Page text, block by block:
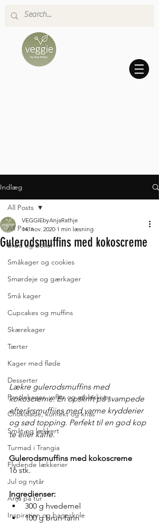
Indlæg
All Posts
Brød og boller
Småkager og cookies
Smørdeje og gærkager
Små kager
Cupcakes og muffins
Skærekager
Tærter
Kager med fløde
Desserter
Pandekager, vafler og æbleskiver
Chokolade, konfekt og knas
Småt og lækkert
Turmad i Trangia
Flydende lækkerier
Jul og nytår
Anja på tur
Inspiration og bageskole
All Posts
Gulerodsmuffins med kokoscreme
VEGGIEbyAnjaRathje
14. nov. 2020 1 min læsning
Lækre gulerodsmuffins med
kokoscreme. En opskrift på svampede
efterårsmuffiins med varme krydderier
og sød topping. Perfekt til en god kop
te eller kaffe.
Gulerodsmuffins med kokoscreme
16 stk.
Ingredienser:
300 g hvedemel
100 g brun farin